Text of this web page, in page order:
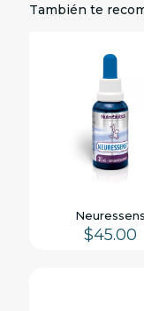
También te
Neuressens
$45.00